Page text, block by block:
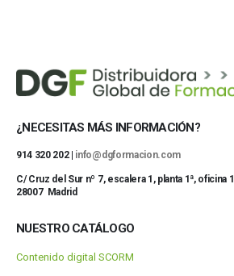
¿NECESITAS MÁS INFORMACIÓN?
914 320 202 | info@dgformacion.com
C/ Cruz del Sur nº 7, escalera 1, planta 1ª, oficina 1
28007 Madrid
NUESTRO CATÁLOGO
Contenido digital SCORM